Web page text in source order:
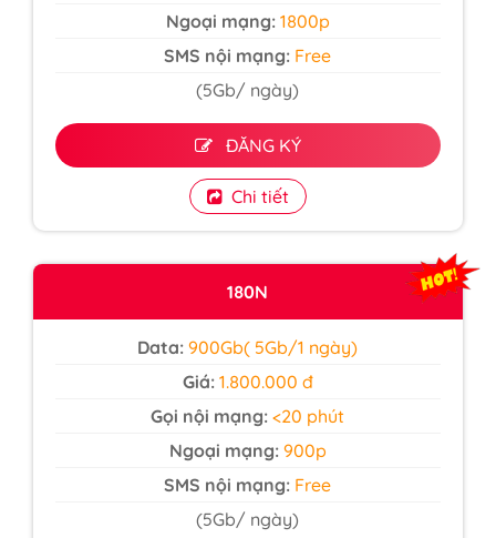
Ngoại mạng: 1800p
SMS nội mạng: Free
(5Gb/ ngày)
ĐĂNG KÝ
Chi tiết
180N
Data: 900Gb( 5Gb/1 ngày)
Giá: 1.800.000 đ
Gọi nội mạng:<20 phút
Ngoại mạng: 900p
SMS nội mạng: Free
(5Gb/ ngày)